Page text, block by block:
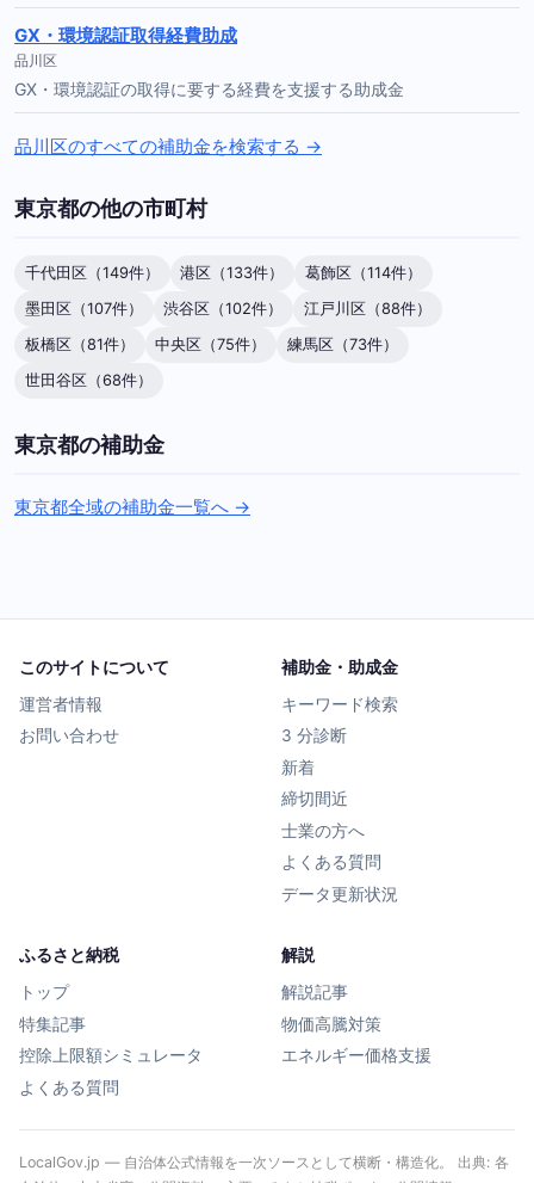
GX・環境認証取得経費助成
品川区
GX・環境認証の取得に要する経費を支援する助成金
品川区のすべての補助金を検索する →
東京都の他の市町村
千代田区（149件） 港区（133件）
葛飾区（114件）
墨田区（107件）
渋谷区（102件）
江戸川区（88件）
板橋区（81件）
中央区（75件）
練馬区（73件）
世田谷区（68件）
東京都の補助金
東京都全域の補助金一覧へ →
このサイトについて
運営者情報
お問い合わせ
補助金・助成金
キーワード検索
3 分診断
新着
締切間近
士業の方へ
よくある質問
データ更新状況
ふるさと納税
トップ
特集記事
控除上限額シミュレータ
よくある質問
解説
解説記事
物価高騰対策
エネルギー価格支援
LocalGov.jp — 自治体公式情報を一次ソースとして横断・構造化。 出典: 各